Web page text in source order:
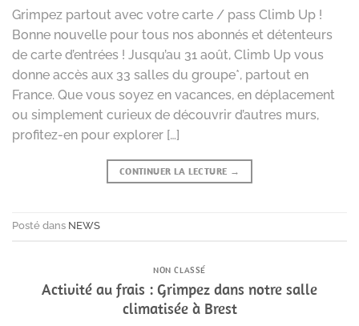
Grimpez partout avec votre carte / pass Climb Up !
Bonne nouvelle pour tous nos abonnés et détenteurs
de carte d’entrées ! Jusqu’au 31 août, Climb Up vous
donne accès aux 33 salles du groupe*, partout en
France. Que vous soyez en vacances, en déplacement
ou simplement curieux de découvrir d’autres murs,
profitez-en pour explorer […]
CONTINUER LA LECTURE →
Posté dans NEWS
NON CLASSÉ
Activité au frais : Grimpez dans notre salle
climatisée à Brest